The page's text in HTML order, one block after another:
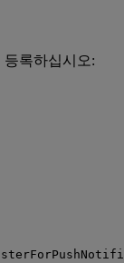
록하십시오: